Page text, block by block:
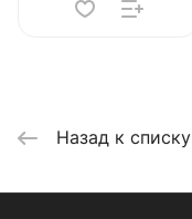
Назад к списку